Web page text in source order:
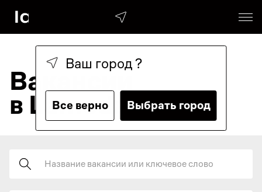
Ваш город?
Все верно Выбрать город
Вакансии
в Lamoda